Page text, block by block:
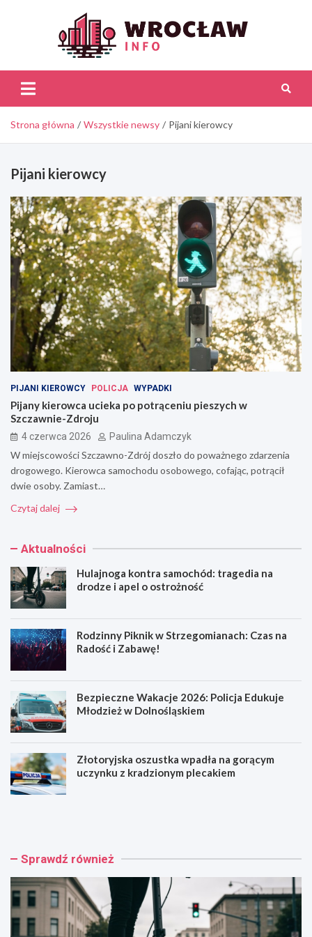
Strona główna Wszystkie newsy Pijani kierowcy
Pijani kierowcy
PIJANI KIEROWCY POLICJA WYPADKI
Pijany kierowca ucieka po potrąceniu pieszych w
Szczawnie-Zdroju
4 czerwca 2026 Paulina Adamczyk
W miejscowości Szczawno-Zdrój doszło do poważnego zdarzenia
drogowego. Kierowca samochodu osobowego, cofając, potrącił
dwie osoby. Zamiast…
Czytaj dalej
Aktualności
Hulajnoga kontra samochód: tragedia na
drodze i apel o ostrożność
Rodzinny Piknik w Strzegomianach: Czas na
Radość i Zabawę!
Bezpieczne Wakacje 2026: Policja Edukuje
Młodzież w Dolnośląskiem
Złotoryjska oszustka wpadła na gorącym
uczynku z kradzionym plecakiem
H
n
g
a
k
o
R
n
y
P
i
k
Sprawdź również